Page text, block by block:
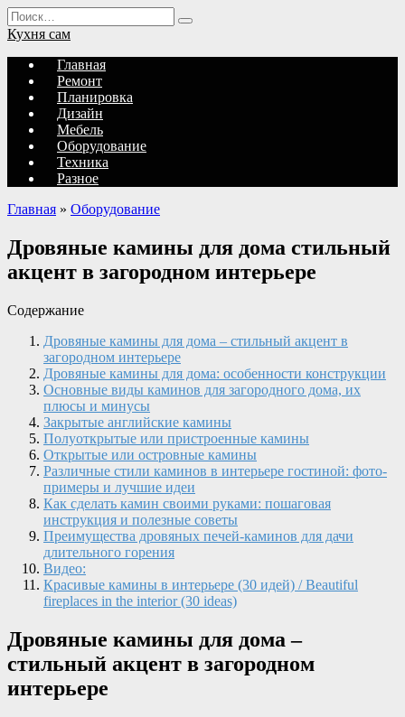
Перейти
к
содержанию
Search
for:
Кухня сам
Главная
Ремонт
Планировка
Дизайн
Мебель
Оборудование
Техника
Разное
Главная » Оборудование
Дровяные камины для дома стильный
акцент в загородном интерьере
Содержание
Дровяные камины для дома – стильный акцент в
загородном интерьере
Дровяные камины для дома: особенности конструкции
Основные виды каминов для загородного дома, их
плюсы и минусы
Закрытые английские камины
Полуоткрытые или пристроенные камины
Открытые или островные камины
Различные стили каминов в интерьере гостиной: фото-
примеры и лучшие идеи
Как сделать камин своими руками: пошаговая
инструкция и полезные советы
Преимущества дровяных печей-каминов для дачи
длительного горения
Видео:
Красивые камины в интерьере (30 идей) / Beautiful
fireplaces in the interior (30 ideas)
Дровяные камины для дома –
стильный акцент в загородном
интерьере